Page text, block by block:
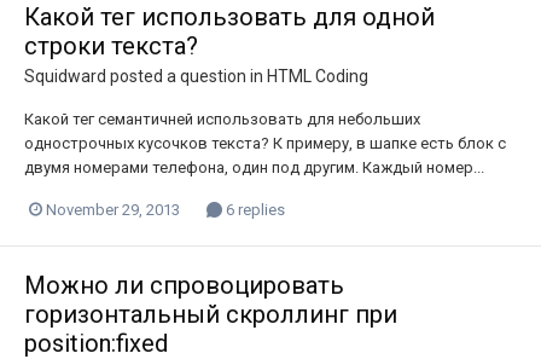
Какой тег использовать для одной
строки текста?
Squidward posted a question in HTML Coding
Какой тег семантичней использовать для небольших
однострочных кусочков текста? К примеру, в шапке есть блок с
двумя номерами телефона, один под другим. Каждый номер...
November 29, 2013 6 replies
Можно ли спровоцировать
горизонтальный скроллинг при
position:fixed